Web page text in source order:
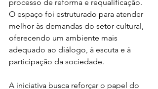
processo de reforma e requalificação.
O espaço foi estruturado para atender
melhor às demandas do setor cultural,
oferecendo um ambiente mais
adequado ao diálogo, à escuta e à
participação da sociedade.
A iniciativa busca reforçar o papel do